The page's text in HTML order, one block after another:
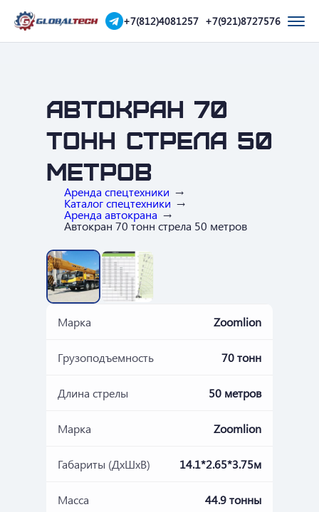
+7(812)4081257 +7(921)8727576
Автокран 70
тонн стрела 50
метров
Аренда спецтехники
Каталог спецтехники
Аренда автокрана
Автокран 70 тонн стрела 50 метров
‹
Марка Zoomlion
Грузоподъемность 70 тонн
Длина стрелы 50 метров
Марка Zoomlion
Габариты (ДхШхВ) 14.1*2.65*3.75м
Масса 44.9 тонны